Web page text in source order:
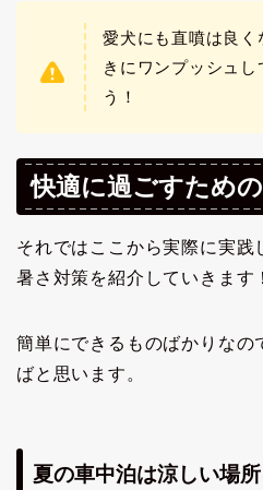
愛犬にも直噴は良く
きにワンプッシュし
う！
快適に過ごすため
それではここから実際に実践
暑さ対策を紹介していきます！
簡単にできるものばかりなの
ばと思います。
夏の車中泊は涼しい場